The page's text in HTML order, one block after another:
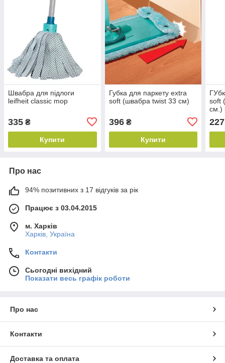
Швабра для підлоги
leifheit classic mop
335 ₴
Купити
Губка для паркету extra
soft (швабра twist 33 см)
396₴
Купити
soft
см.)
227
Про нас
94% позитивних з 17 відгуків за рік
Працює з 03.04.2015
м. Харків
Харків, Україна
Контакти
Сьогодні вихідний
Показати весь графік роботи
Про нас
Контакти
Доставка та оплата